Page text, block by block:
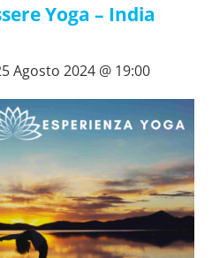
Yoga – India
Agosto 2024 @ 19:00